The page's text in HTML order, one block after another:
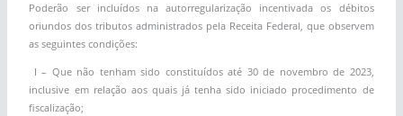
Poderão ser incluídos na autorregularização incentivada os débitos
oriundos dos tributos administrados pela Receita Federal, que observem
as seguintes condições:
I – Que não tenham sido constituídos até 30 de novembro de 2023,
inclusive em relação aos quais já tenha sido iniciado procedimento de
fiscalização;